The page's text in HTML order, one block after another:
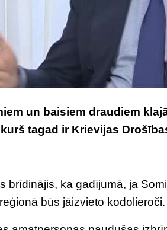
un baisiem draudiem
tagad ir Krievijas
brīdinājis, ka gadījumā, ja
būs jāizvieto kodolieroči.